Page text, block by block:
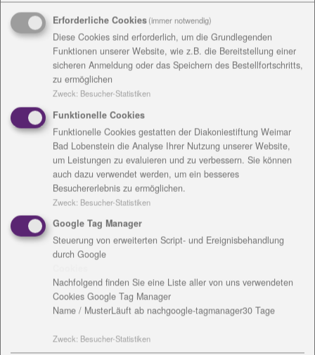
betreten werden. Lieferanten und Dienstleister
erhalten Zutritt nur nach Absprache.
Personen mit Handicaps, die in Werkstattstätten für
Menschen mit Behinderungen arbeiten, haben seit
dem 18.3.2020 keinen Zutritt mehr. Mitarbeitende der
Werkstätten arbeiten weiter an den
Industrieaufträgen u. a. für die Medizintechnik. Hier
werden zurzeit auch Schutzmasken für die
Pflegeeinrichtungen genäht.
Die Wohnstätten für Menschen mit Behinderung
haben eine große Herausforderung zu bewältigen.
Klienten, die sonst tagsüber in der Werkstatt
arbeiten, sind den ganzen Tag im Haus und müssen
dort betreut werden, dafür wird zusätzliches
strenges Besuchsverbot.
Die vier Schulen in unserer Trägerschaft wurden
Notbetreuung statt. Die Schülerinnen und Schüler
Erforderliche Cookies(immer notwendig)
Diese Cookies sind erforderlich, um die Grundlegenden
Funktionen unserer Website, wie z.B. die Bereitstellung einer
sicheren Anmeldung oder das Speichern des Bestellfortschritts,
zu ermöglichen
Zweck: Besucher-Statistiken
Funktionelle Cookies
Funktionelle Cookies gestatten der Diakoniestiftung Weimar
Bad Lobenstein die Analyse Ihrer Nutzung unserer Website,
um Leistungen zu evaluieren und zu verbessern. Sie können
auch dazu verwendet werden, um ein besseres
Besuchererlebnis zu ermöglichen.
Zweck: Besucher-Statistiken
Google Tag Manager
Steuerung von erweiterten Script- und Ereignisbehandlung
durch Google
Nachfolgend finden Sie eine Liste aller von uns verwendeten
Cookies Google Tag Manager
Name / MusterLäuft ab nachgoogle-tagmanager30 Tage
Zweck: Besucher-Statistiken